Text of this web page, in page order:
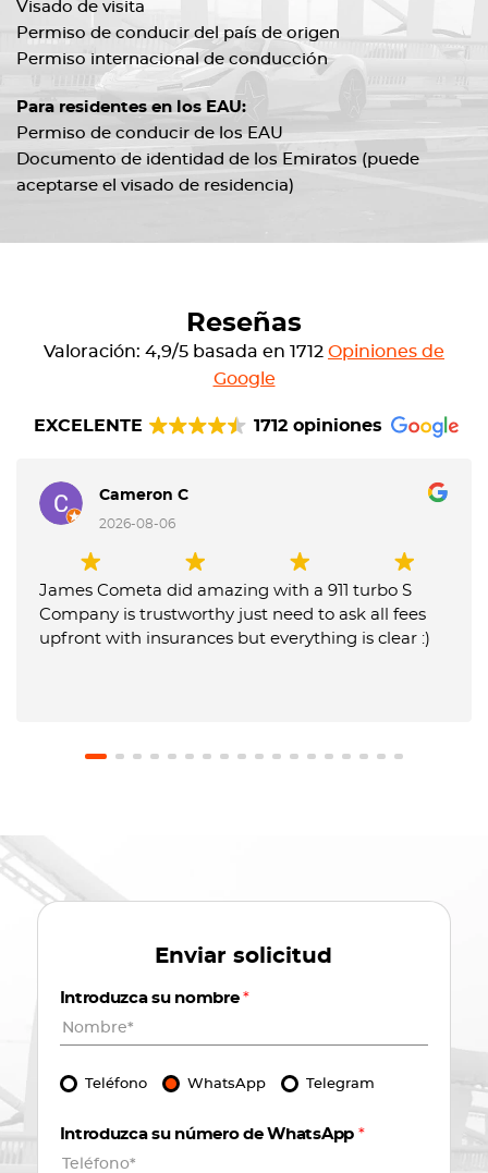
Visado de visita
Permiso de conducir del país de origen
Permiso internacional de conducción
Para residentes en los EAU:
Permiso de conducir de los EAU
Documento de identidad de los Emiratos (puede
aceptarse el visado de residencia)
Reseñas
Valoración: 4,9/5 basada en 1712 Opiniones de
Google
EXCELENTE 1712 opiniones
Cameron C
2026-08-06
James Cometa did amazing with a 911 turbo S
Company is trustworthy just need to ask all fees
upfront with insurances but everything is clear :)
Enviar solicitud
Introduzca su nombre*
Teléfono WhatsApp Telegram
Introduzca su número de WhatsApp *